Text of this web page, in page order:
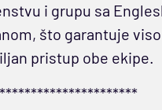
i grupu sa
što garantuje
pristup obe ekipe.